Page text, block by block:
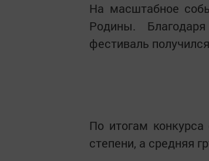
На масштабное
Родины.
фестиваль
По итогам
степени, а средняя